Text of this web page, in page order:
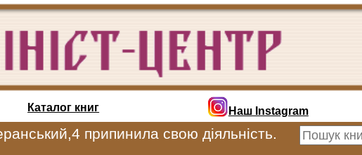
Каталог книг Наш Instagram
припинила свою діяльність.